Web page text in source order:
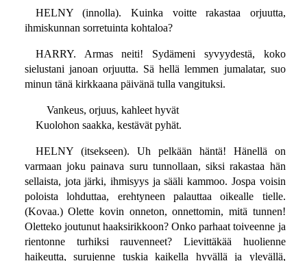
HELNY (innolla). Kuinka voitte rakastaa orjuutta,
ihmiskunnan sorretuinta kohtaloa?
HARRY. Armas neiti! Sydämeni syvyydestä, koko
sielustani janoan orjuutta. Sä hellä lemmen jumalatar, suo
minun tänä kirkkaana päivänä tulla vangituksi.
Vankeus, orjuus, kahleet hyvät
Kuolohon saakka, kestävät pyhät.
HELNY (itsekseen). Uh pelkään häntä! Hänellä on
varmaan joku painava suru tunnollaan, siksi rakastaa hän
sellaista, jota järki, ihmisyys ja sääli kammoo. Jospa voisin
poloista lohduttaa, erehtyneen palauttaa oikealle tielle.
(Kovaa.) Olette kovin onneton, onnettomin, mitä tunnen!
Oletteko joutunut haaksirikkoon? Onko parhaat toiveenne ja
rientonne turhiksi rauvenneet? Lievittäkää huolienne
haikeutta, surujenne tuskia kaikella hyvällä ja ylevällä,